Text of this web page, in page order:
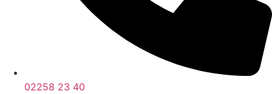
02258 23 40